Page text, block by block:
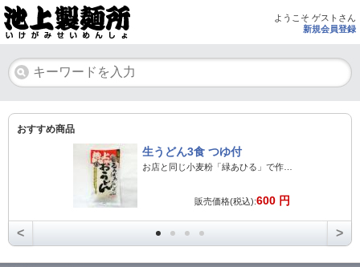
ようこそ ゲストさん
新規会員登録
おすすめ商品
生うどん3食 つゆ付
販売価格(税込):600 円
< >